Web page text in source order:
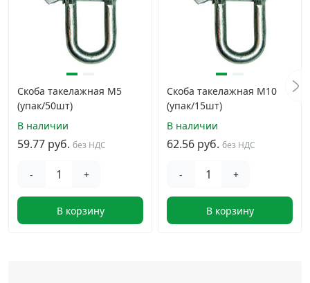
Скоба такелажная М5
(упак/50шт)
В наличии
59.77 руб. без НДС
- +
В корзину
Скоба такелажная М10
(упак/15шт)
В наличии
62.56 руб. без НДС
- +
В корзину